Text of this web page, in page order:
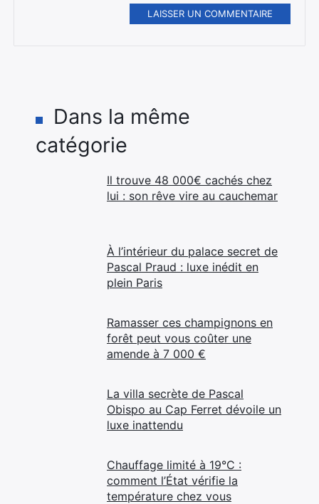
LAISSER UN COMMENTAIRE
Dans la même
catégorie
Il trouve 48 000€ cachés chez
lui : son rêve vire au cauchemar
À l’intérieur du palace secret de
Pascal Praud : luxe inédit en
plein Paris
Ramasser ces champignons en
forêt peut vous coûter une
amende à 7 000 €
La villa secrète de Pascal
Obispo au Cap Ferret dévoile un
luxe inattendu
Chauffage limité à 19°C :
comment l’État vérifie la
température chez vous